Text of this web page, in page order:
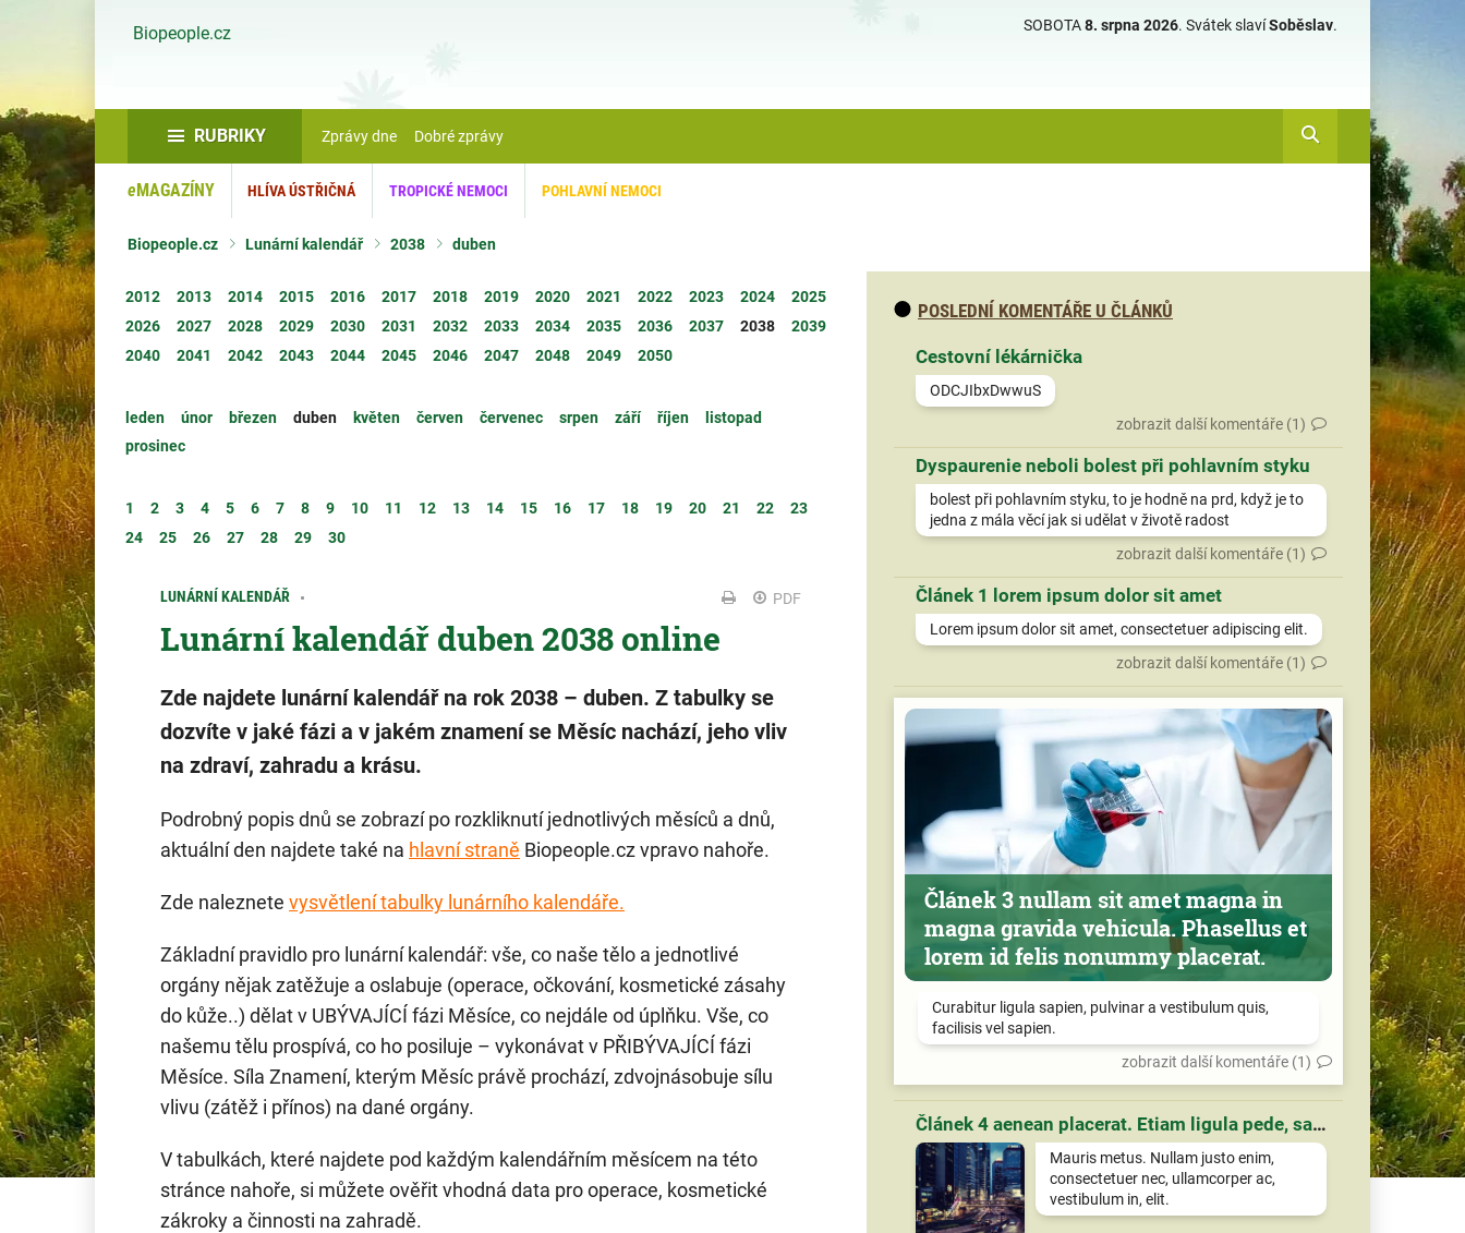
Biopeople.cz SOBOTA8. srpna 2026. Svátek slavíSoběslav.
RUBRIKY Zprávy dne Dobré zprávy
eMAGAZÍNY HLÍVA ÚSTŘIČNÁ TROPICKÉ NEMOCI POHLAVNÍ NEMOCI
Biopeople.cz Lunární kalendář 2038 duben
2012 2013 2014 2015 2016 2017 2018 2019 2020 2021 2022 2023 2024
2025
2026
2027 2028 2029 2030 2031 2032 2033 2034 2035 2036 2037 2038
2039
2040
2041 2042 2043 2044 2045 2046 2047 2048 2049 2050
leden únor březen duben květen červen červenec srpen září říjen
listopad
prosinec
1 2 3 4 5 6 7 8 9 10 11 12 13 14 15 16 17 18 19 20 21 22
23
24
25 26 27 28 29 30
LUNÁRNÍ KALENDÁŘ PDF
Lunární kalendář duben 2038 online
Zde najdete lunární kalendář na rok 2038 – duben. Z tabulky se
dozvíte v jaké fázi a v jakém znamení se Měsíc nachází, jeho vliv
na zdraví, zahradu a krásu.
Podrobný popis dnů se zobrazí po rozkliknutí jednotlivých měsíců a dnů,
aktuální den najdete také na hlavní straně Biopeople.cz vpravo nahoře.
Zde naleznete vysvětlení tabulky lunárního kalendáře.
Základní pravidlo pro lunární kalendář: vše, co naše tělo a jednotlivé
orgány nějak zatěžuje a oslabuje (operace, očkování, kosmetické zásahy
do kůže..) dělat v UBÝVAJÍCÍ fázi Měsíce, co nejdále od úplňku. Vše, co
našemu tělu prospívá, co ho posiluje – vykonávat v PŘIBÝVAJÍCÍ fázi
Měsíce. Síla Znamení, kterým Měsíc právě prochází, zdvojnásobuje sílu
vlivu (zátěž i přínos) na dané orgány.
V tabulkách, které najdete pod každým kalendářním měsícem na této
stránce nahoře, si můžete ověřit vhodná data pro operace, kosmetické
zákroky a činnosti na zahradě.
POSLEDNÍ KOMENTÁŘE U ČLÁNKŮ
Cestovní lékárnička
ODCJIbxDwwuS
zobrazit další komentáře (1)
Dyspaurenie neboli bolest při pohlavním styku
bolest při pohlavním styku, to je hodně na prd, když je to
jedna z mála věcí jak si udělat v životě radost
zobrazit další komentáře (1)
Článek 1 lorem ipsum dolor sit amet
Lorem ipsum dolor sit amet, consectetuer adipiscing elit.
zobrazit další komentáře (1)
Článek 3 nullam sit amet magna in
magna gravida vehicula. Phasellus et
lorem id felis nonummy placerat.
Curabitur ligula sapien, pulvinar a vestibulum quis,
facilisis vel sapien.
zobrazit další komentáře (1)
Článek 4 aenean placerat. Etiam ligula pede, sagittis quis, interdum ultricies, scelerisque eu.
Mauris metus. Nullam justo enim,
consectetuer nec, ullamcorper ac,
vestibulum in, elit.